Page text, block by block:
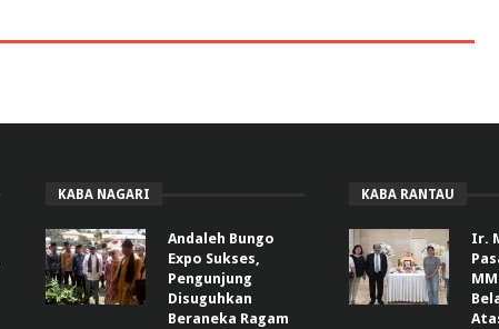
KABA NAGARI
Andaleh Bungo
Expo Sukses,
Pengunjung
Disuguhkan
Beraneka Ragam
KABA RANTAU
Ir.